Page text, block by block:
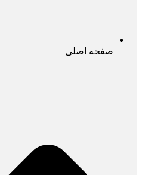
صفحه اصلی